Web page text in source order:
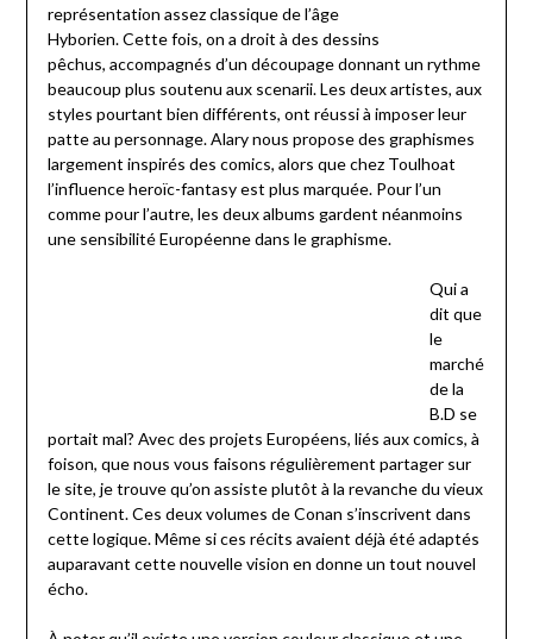
représentation assez classique de l’âge
Hyborien. Cette fois, on a droit à des dessins
pêchus, accompagnés d’un découpage donnant un rythme
beaucoup plus soutenu aux scenarii. Les deux artistes, aux
styles pourtant bien différents, ont réussi à imposer leur
patte au personnage. Alary nous propose des graphismes
largement inspirés des comics, alors que chez Toulhoat
l’influence heroïc-fantasy est plus marquée. Pour l’un
comme pour l’autre, les deux albums gardent néanmoins
une sensibilité Européenne dans le graphisme.
Qui a
dit que
le
marché
de la
B.D se
portait mal? Avec des projets Européens, liés aux comics, à
foison, que nous vous faisons régulièrement partager sur
le site, je trouve qu’on assiste plutôt à la revanche du vieux
Continent. Ces deux volumes de Conan s’inscrivent dans
cette logique. Même si ces récits avaient déjà été adaptés
auparavant cette nouvelle vision en donne un tout nouvel
écho.